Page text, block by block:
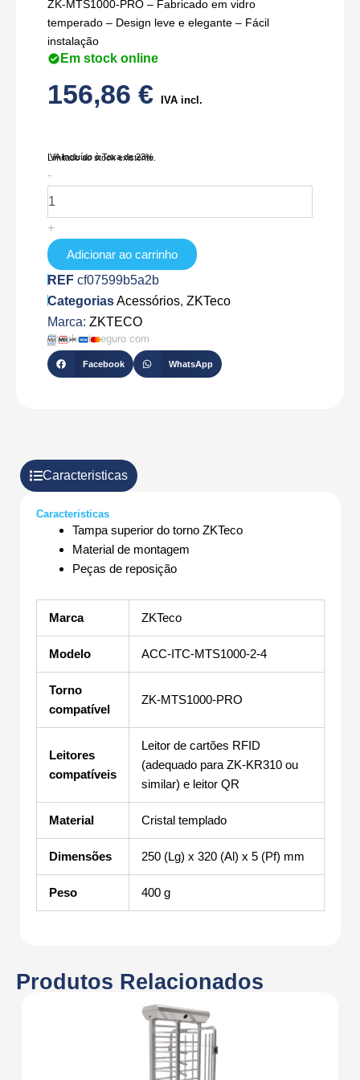
ZK-MTS1000-PRO – Fabricado em vidro
temperado – Design leve e elegante – Fácil
instalação
Em stock online
156,86 € IVA incl.
IVA Incluído à Taxa de 23%
Limitado ao stock existente.
-
de
ZK-
ITC-
MTS1000-
4
+
Adicionar ao carrinho
REF cf07599b5a2b
CategoriasAcessórios, ZKTeco
Marca: ZKTECO
Checkout seguro com
Facebook WhatsApp
Caracteristicas
Caracteristicas
Tampa superior do torno ZKTeco
Material de montagem
Peças de reposição
Marca ZKTeco
Modelo ACC-ITC-MTS1000-2-4
Torno
compatível
ZK-MTS1000-PRO
Leitores
compatíveis
Leitor de cartões RFID
(adequado para ZK-KR310 ou
similar) e leitor QR
Material Cristal templado
Dimensões 250 (Lg) x 320 (Al) x 5 (Pf) mm
Peso 400 g
Produtos Relacionados